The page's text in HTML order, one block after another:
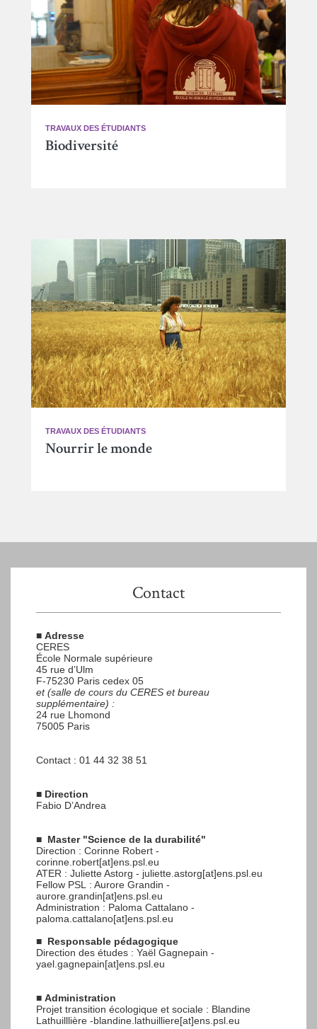
TRAVAUX DES ÉTUDIANTS
Biodiversité
TRAVAUX DES ÉTUDIANTS
Nourrir le monde
Contact
■ Adresse
CERES
École Normale supérieure
45 rue d’Ulm
F-75230 Paris cedex 05
et (salle de cours du CERES et bureau
supplémentaire) :
24 rue Lhomond
75005 Paris
Contact : 01 44 32 38 51
■ Direction
Fabio D’Andrea
■ Master "Science de la durabilité"
Direction : Corinne Robert -
corinne.robert[at]ens.psl.eu
ATER : Juliette Astorg - juliette.astorg[at]ens.psl.eu
Fellow PSL : Aurore Grandin -
aurore.grandin[at]ens.psl.eu
Administration : Paloma Cattalano -
paloma.cattalano[at]ens.psl.eu
■ Responsable pédagogique
Direction des études : Yaël Gagnepain -
yael.gagnepain[at]ens.psl.eu
■ Administration
Projet transition écologique et sociale : Blandine
Lathuilllière -blandine.lathuilliere[at]ens.psl.eu